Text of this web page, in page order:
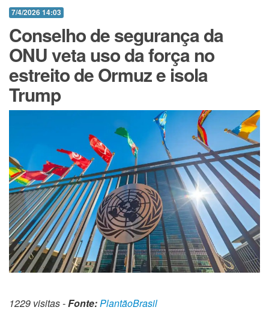
7/4/2026 14:03
Conselho de segurança da
ONU veta uso da força no
estreito de Ormuz e isola
Trump
1229 visitas -Fonte: PlantãoBrasil